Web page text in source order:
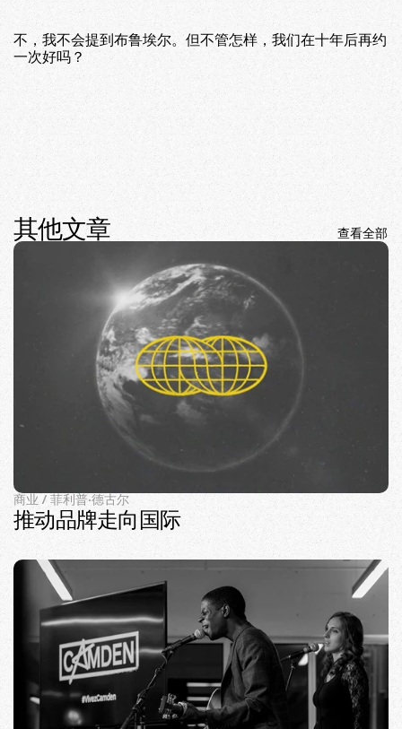
不，我不会提到布鲁埃尔。但不管怎样，我们在十年后再约
一次好吗？
其他文章 查看全部
商业 / 菲利普·德古尔
推动品牌走向国际